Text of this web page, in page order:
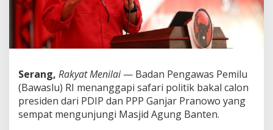
e
a
k
a
m
S
Serang, Rakyat Menilai— Badan Pengawas Pemilu
(Bawaslu) RI menanggapi safari politik bakal calon
presiden dari PDIP dan PPP Ganjar Pranowo yang
sempat mengunjungi Masjid Agung Banten.